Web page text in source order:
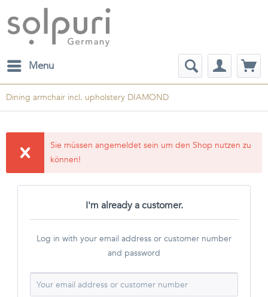
Menu
Dining armchair incl. upholstery DIAMOND
Sie müssen angemeldet sein um den Shop nutzen zu
können!
I'm already a customer.
Log in with your email address or customer number
and password